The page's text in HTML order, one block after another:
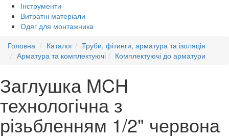
Інструменти
Витратні матеріали
Одяг для монтажника
Головна
Каталог
Труби, фітинги, арматура та ізоляція
Арматура та комплектуючі
Комплектуючі до арматури
Заглушка MCH
технологічна з
різьбленням 1/2" червона